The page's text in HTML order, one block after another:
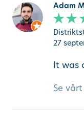
Adam
27
It was
Se